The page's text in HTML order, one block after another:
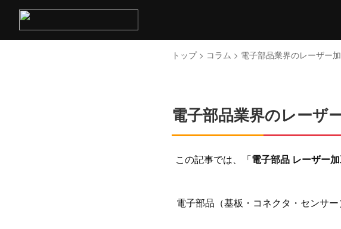
トップ> コラム > 電子部品業界のレーザー
電子部品業界のレーザ
この記事では、「電子部品 レーザー
電子部品（基板・コネクタ・センサ